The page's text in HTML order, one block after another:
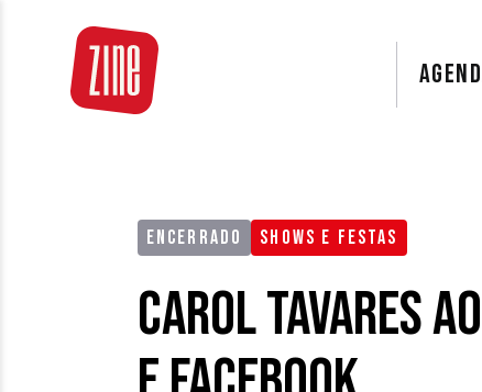
ENCERRADO SHOWS E FESTAS
Carol Tavares